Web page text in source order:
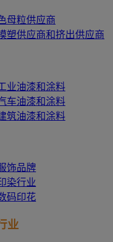
母粒供应商
塑供应商和挤出供应商
业油漆和涂料
车油漆和涂料
筑油漆和涂料
饰品牌
染行业
码印花
业